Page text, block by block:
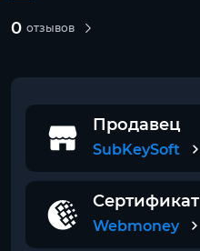
0 отзывов
Продавец
SubKeySoft
Сертификат
Webmoney